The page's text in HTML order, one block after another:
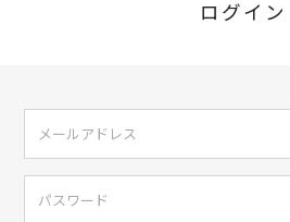
ログイン